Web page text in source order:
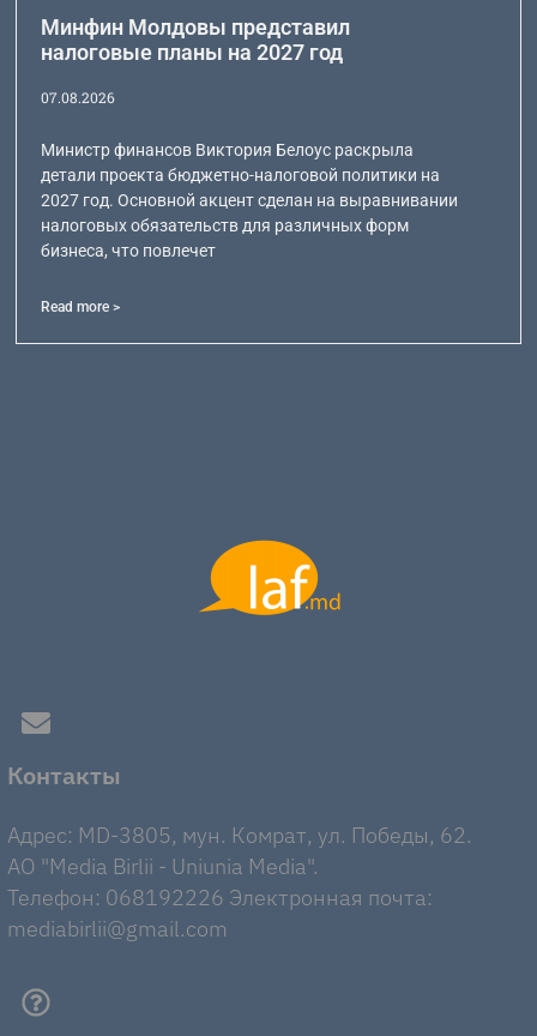
Минфин Молдовы представил
налоговые планы на 2027 год
07.08.2026
Министр финансов Виктория Белоус раскрыла
детали проекта бюджетно-налоговой политики на
2027 год. Основной акцент сделан на выравнивании
налоговых обязательств для различных форм
бизнеса, что повлечет
Read more >
Контакты
Адрес: MD-3805, мун. Комрат, ул. Победы, 62.
AO "Media Birlii - Uniunia Media".
Телефон: 068192226 Электронная почта:
mediabirlii@gmail.com